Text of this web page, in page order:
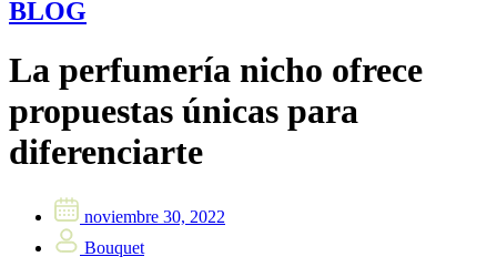
BLOG
La perfumería nicho ofrece
propuestas únicas para
diferenciarte
noviembre 30, 2022
Bouquet